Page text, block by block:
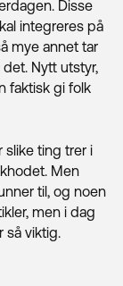
Disse
integreres på
mye annet tar
Nytt utstyr,
faktisk gi folk
ting trer i
Men
til, og noen
men i dag
så viktig.